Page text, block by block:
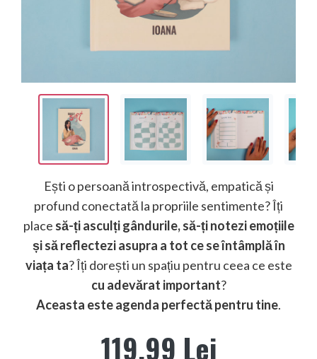
Ești o persoană introspectivă, empatică și
profund conectată la propriile sentimente? Îți
place să-ți asculți gândurile, să-ți notezi emoțiile
și să reflectezi asupra a tot ce se întâmplă în
viața ta? Îți dorești un spațiu pentru ceea ce este
cu adevărat important?
Aceasta este agenda perfectă pentru tine.
119,99 Lei